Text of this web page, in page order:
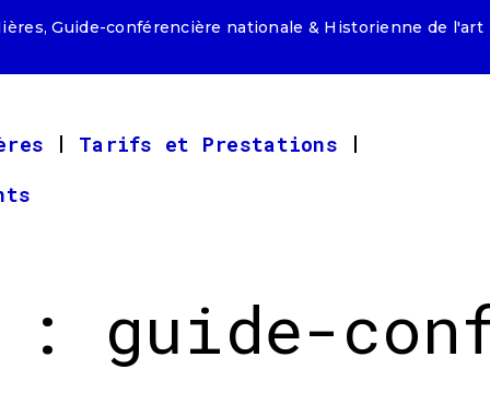
Guide-conférencière nationale & Historienne de l'art
Tarifs et Prestations
: guide-